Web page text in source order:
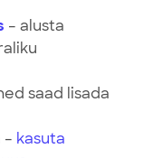
– alusta
saad lisada
– kasuta